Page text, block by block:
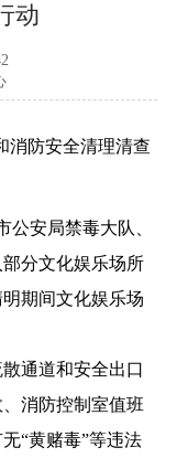
动
安局禁毒大队、
分文化娱乐场所
期间文化娱乐场
通道和安全出口
消防控制室值班
“黄赌毒”等违法